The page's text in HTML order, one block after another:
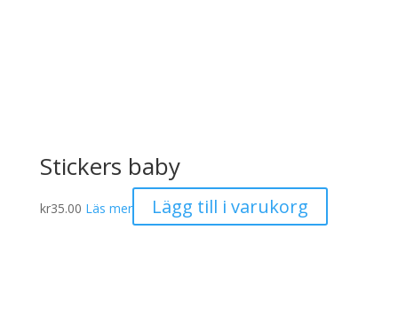
Stickers baby
kr35.00 Läs mer Lägg till i varukorg